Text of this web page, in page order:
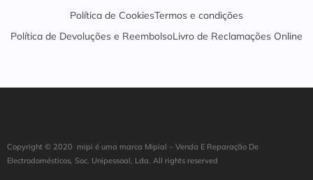
Política de CookiesTermos e condições
Política de Devoluções e ReembolsoLivro de Reclamações Online
Copyright © 2020 mipi é uma marca Mipial – Venda E Reparação De
Electrodomésticos, Soc. Unipessoal, Lda. All rights reserved